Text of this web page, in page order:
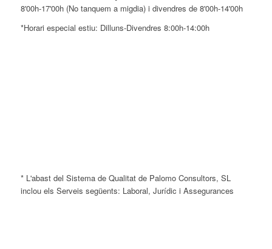
8'00h-17'00h (No tanquem a migdia) i divendres de 8'00h-14'00h
*Horari especial estiu: Dilluns-Divendres 8:00h-14:00h
* L'abast del Sistema de Qualitat de Palomo Consultors, SL
inclou els Serveis següents: Laboral, Jurídic i Assegurances